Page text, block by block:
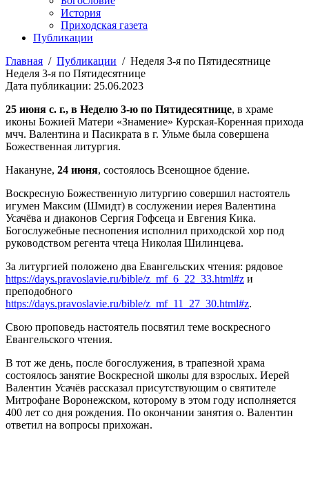
История
Приходская газета
Публикации
Главная / Публикации / Неделя 3-я по Пятидесятнице
Неделя 3-я по Пятидесятнице
Дата публикации: 25.06.2023
25 июня с. г., в Неделю 3-ю по Пятидесятнице, в храме
иконы Божией Матери «Знамение» Курская-Коренная прихода
мчч. Валентина и Пасикрата в г. Ульме была совершена
Божественная литургия.
Накануне, 24 июня, состоялось Всенощное бдение.
Воскресную Божественную литургию совершил настоятель
игумен Максим (Шмидт) в сослужении иерея Валентина
Усачёва и диаконов Сергия Гофсеца и Евгения Кика.
Богослужебные песнопения исполнил приходской хор под
руководством регента чтеца Николая Шилинцева.
За литургией положено два Евангельских чтения: рядовое
https://days.pravoslavie.ru/bible/z_mf_6_22_33.html#z и
преподобного
https://days.pravoslavie.ru/bible/z_mf_11_27_30.html#z.
Свою проповедь настоятель посвятил теме воскресного
Евангельского чтения.
В тот же день, после богослужения, в трапезной храма
состоялось занятие Воскресной школы для взрослых. Иерей
Валентин Усачёв рассказал присутствующим о святителе
Митрофане Воронежском, которому в этом году исполняется
400 лет со дня рождения. По окончании занятия о. Валентин
ответил на вопросы прихожан.